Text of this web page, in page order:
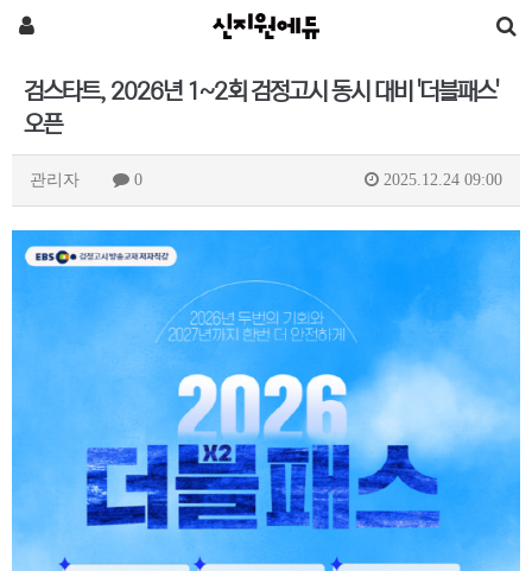
검스타트, 2026년 1~2회 검정고시 동시 대비 '더블패스'
오픈
관리자 0 2025.12.24 09:00